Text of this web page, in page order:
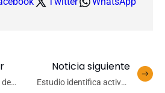
de
Noticia siguiente
Estudio identifica activos